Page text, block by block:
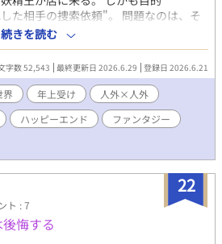
た相手の捜索依頼"。 問題なのは、そ
ことだった。 「帰って」 「では明日来
明後日」 妙に重たい愛情表現をする
のティスは胃痛をこらえる日々。 さら
ライは、 面白半分で二人を見守り始め
んが絆される方に賭けるね」 天然重愛
周囲を巻き込みながら始まる、 長命
な恋愛譚。 ┅ ┅ ┅ ┅ ┅ ┅ ┅ ┅ ┅ ┅ ┅
まで非常に長い人外×人外のBL作品
ュアな恋模様をお楽しみください。 ┅
イトノベルズでも先行投稿中です。
続きを読む
字数 52,543 最終更新日 2026.6.29 登録日 2026.6.21
界 年上受け
人外×人外
ハッピーエンド
ファンタジー
22
ト : 7
悔する